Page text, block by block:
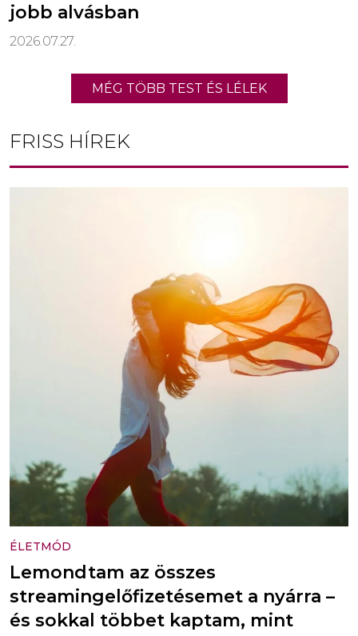
jobb alvásban
2026.07.27.
MÉG TÖBB TEST ÉS LÉLEK
FRISS HÍREK
ÉLETMÓD
Lemondtam az összes
streamingelőfizetésemet a nyárra –
és sokkal többet kaptam, mint